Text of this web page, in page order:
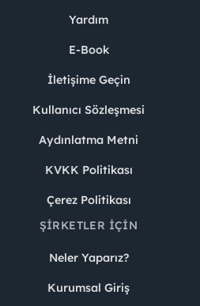
Yardım
E-Book
İletişime Geçin
Kullanıcı Sözleşmesi
Aydınlatma Metni
KVKK Politikası
Çerez Politikası
ŞIRKETLER İÇIN
Neler Yaparız?
Kurumsal Giriş